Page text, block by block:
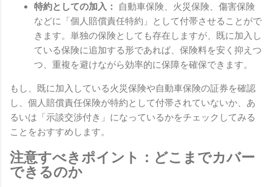
特約としての加入：
自動車保険、火災保険、傷害保険
などに「個人賠償責任特約」として付帯させることがで
きます。単独の保険としても存在しますが、既に加入し
ている保険に追加する形であれば、保険料を安く抑えつ
つ、重複を避けながら効率的に保障を確保できます。
もし、既に加入している火災保険や自動車保険の証券を確認
し、個人賠償責任保険が特約として付帯されていないか、あ
るいは「示談交渉付き」になっているかをチェックしてみる
ことをおすすめします。
注意すべきポイント：どこまでカバー
できるのか